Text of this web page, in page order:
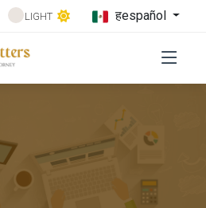
LIGHT हespañol